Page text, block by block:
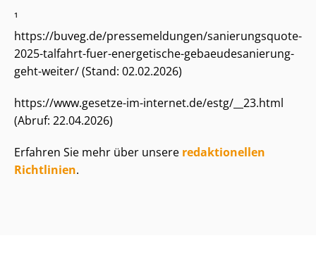
¹
https://buveg.de/pressemeldungen/sanierungsquote-
2025-talfahrt-fuer-energetische-ge­baeu­de­sa­nie­rung-
geht-weiter/ (Stand: 02.02.2026)
https://www.gesetze-im-internet.de/estg/__23.html
(Abruf: 22.04.2026)
Erfahren Sie mehr über unsere redaktionellen
Richtlinien.